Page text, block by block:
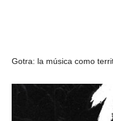
Gotra: la música como